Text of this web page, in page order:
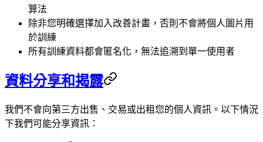
算法
除非您明確選擇加入改善計畫，否則不會將個人圖片用
於訓練
所有訓練資料都會匿名化，無法追溯到單一使用者
資料分享和揭露
我們不會向第三方出售、交易或出租您的個人資訊。以下情況
下我們可能分享資訊：